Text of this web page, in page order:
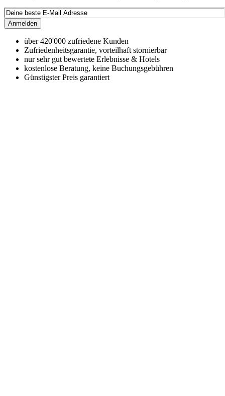
Anmelden
über 420'000 zufriedene Kunden
Zufriedenheitsgarantie, vorteilhaft stornierbar
nur sehr gut bewertete Erlebnisse & Hotels
kostenlose Beratung, keine Buchungsgebühren
Günstigster Preis garantiert